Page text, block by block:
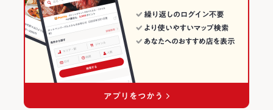
守谷の居酒屋ランキング